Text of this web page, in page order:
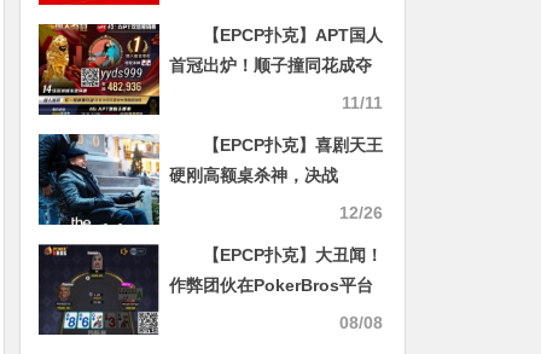
【EPCP扑克】APT国人
首冠出炉！顺子撞同花成夺
冠契机，关键河杀yyds！11/11
【EPCP扑克】喜剧天王
硬刚高额桌杀神，决战
12/26
【EPCP扑克】大丑闻！
作弊团伙在PokerBros平台
骗取黑心钱达数百万刀！08/08